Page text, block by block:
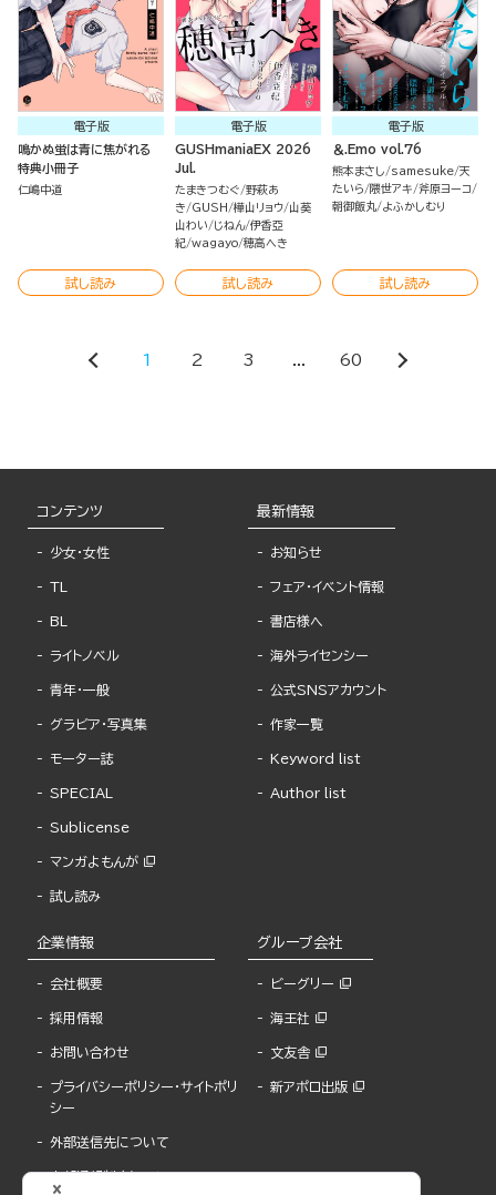
電子版
鳴かぬ蛍は青に焦がれる
特典小冊子
仁嶋中道
試し読み
電子版
GUSHmaniaEX 2026
Jul.
たまきつむぐ 野萩あ
き
GUSH 樺山リョウ 山葵
山わい
じねん 伊香亞
紀 wagayo 穂高へき
試し読み
電子版
＆.Emo vol.76
熊本まさし samesuke 天
たいら
隈世アキ 斧原ヨーコ
朝御飯丸
よふかしむり
試し読み
1 2 3 60
コンテンツ
少女・女性
TL
BL
ライトノベル
青年・一般
グラビア・写真集
モーター誌
SPECIAL
Sublicense
マンガよもんが
試し読み
最新情報
お知らせ
フェア・イベント情報
書店様へ
海外ライセンシー
公式SNSアカウント
作家一覧
Keyword list
Author list
企業情報
会社概要
採用情報
お問い合わせ
プライバシーポリシー・サイトポリ
シー
外部送信先について
内部通報制度について
グループ会社
ビーグリー
海王社
文友舎
新アポロ出版